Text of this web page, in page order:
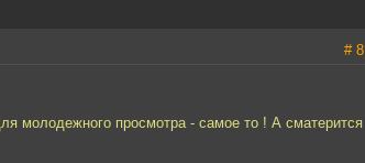
# 8
молодежного просмотра - самое то ! А сматерится